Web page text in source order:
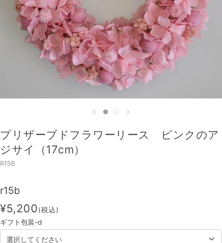
プリザーブドフラワーリース ピンクのア
ジサイ（17cm）
R15B
r15b
¥5,200(税込)
ギフト包装-d